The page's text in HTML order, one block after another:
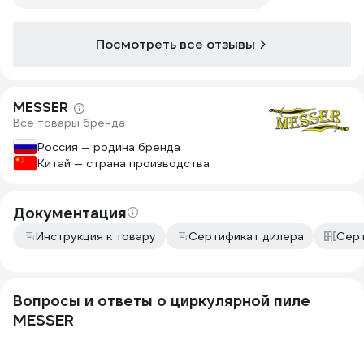
Посмотреть все отзывы
MESSER
Все товары бренда
Россия — родина бренда
Китай — страна производства
Документация
Инструкция к товару Сертификат дилера
Вопросы и ответы о циркулярной пиле
MESSER